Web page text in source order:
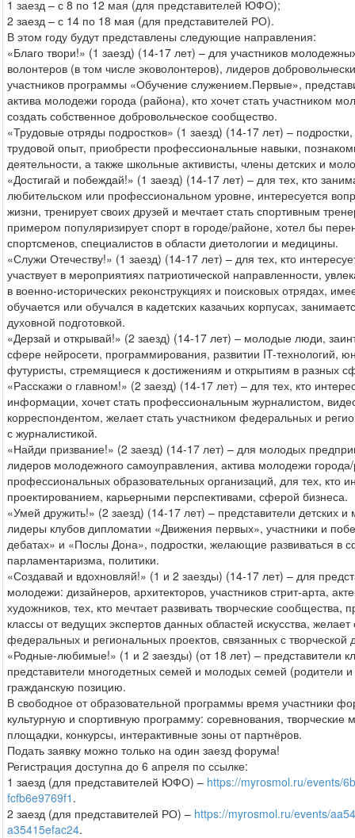
1 заезд – с 8 по 12 мая (для представителей ЮФО);
2 заезд – с 14 по 18 мая (для представителей РО).
В этом году будут представлены следующие направления:
«Благо твори!» (1 заезд) (14-17 лет) – для участников
волонтеров (в том числе эковолонтеров), лидеров
участников программы «Обучение служением.Первые»,
актива молодежи города (района), кто хочет стать участником
создать собственное добровольческое сообщество.
«Трудовые отряды подростков» (1 заезд) (14-17 лет) –
трудовой опыт, приобрести профессиональные навыки,
деятельности, а также школьные активисты, члены детских и
«Достигай и побеждай!» (1 заезд) (14-17 лет) – для тех, кто
любительском или профессиональном уровне, интересуется
жизни, тренирует своих друзей и мечтает стать спортивным
примером популяризирует спорт в городе/районе, хотел бы
спортсменов, специалистов в области диетологии и медицины.
«Служи Отечеству!» (1 заезд) (14-17 лет) – для тех, кто
участвует в мероприятиях патриотической направленности,
в военно-исторических реконструкциях и поисковых отрядах,
обучается или обучался в кадетских казачьих корпусах,
духовной подготовкой.
«Дерзай и открывай!» (2 заезд) (14-17 лет) – молодые люди,
сфере нейросети, программирования, развитии IT-технологий,
футуристы, стремящиеся к достижениям и открытиям в разных
«Расскажи о главном!» (2 заезд) (14-17 лет) – для тех, кто
информации, хочет стать профессиональным журналистом,
корреспондентом, желает стать участником федеральных и
с журналистикой.
«Найди призвание!» (2 заезд) (14-17 лет) – для молодых
лидеров молодежного самоуправления, актива молодежи
профессиональных образовательных организаций, для тех, кто
проектированием, карьерными перспективами, сферой бизнеса.
«Умей дружить!» (2 заезд) (14-17 лет) – представители детских
лидеры клубов дипломатии «Движения первых», участники и
дебатах» и «Послы Дона», подростки, желающие развиваться в
парламентаризма, политики.
«Создавай и вдохновляй!» (1 и 2 заезды) (14-17 лет) – для
молодежи: дизайнеров, архитекторов, участников стрит-арта,
художников, тех, кто мечтает развивать творческие сообщества,
классы от ведущих экспертов данных областей искусства, желает
федеральных и региональных проектов, связанных с творческой
«Родные-любимые!» (1 и 2 заезды) (от 18 лет) – представители
представители многодетных семей и молодых семей (родители
гражданскую позицию.
В свободное от образовательной программы время участники
культурную и спортивную программу: соревнования, творческие
площадки, конкурсы, интерактивные зоны от партнёров.
Подать заявку можно только на один заезд форума!
Регистрация доступна до 6 апреля по ссылке:
1 заезд (для представителей ЮФО) – https://myrosmol.ru/events/
fcfb6e9769f1 .
2 заезд (для представителей РО) – https://myrosmol.ru/events/
a35415efac24.